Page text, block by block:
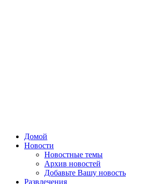
Домой
Новости
Новостные темы
Архив новостей
Добавьте Вашу новость
Развлечения